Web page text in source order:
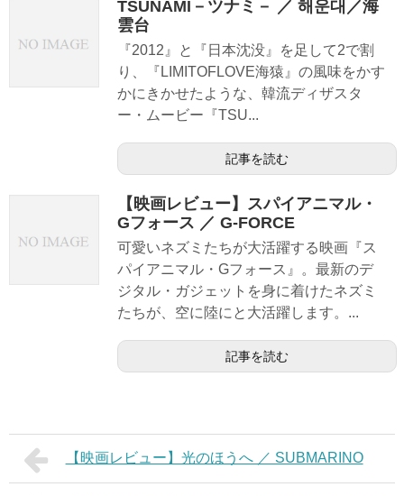
TSUNAMI－ツナミ－ ／ 해운대／海
雲台
『2012』と『日本沈没』を足して2で割
り、『LIMITOFLOVE海猿』の風味をかす
かにきかせたような、韓流ディザスタ
ー・ムービー『TSU...
記事を読む
【映画レビュー】スパイアニマル・
Gフォース ／ G-FORCE
可愛いネズミたちが大活躍する映画『ス
パイアニマル・Gフォース』。最新のデ
ジタル・ガジェットを身に着けたネズミ
たちが、空に陸にと大活躍します。...
記事を読む
【映画レビュー】光のほうへ ／ SUBMARINO